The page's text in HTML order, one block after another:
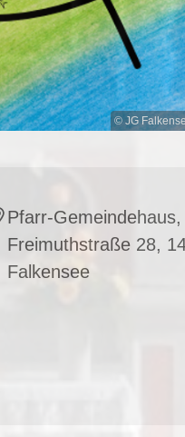
© JG
Pfarr-Gemeindehaus,
Freimuthstraße 28,
Falkensee